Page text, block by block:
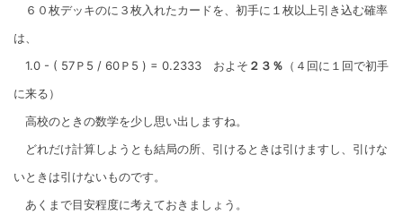
６０枚デッキのに３枚入れたカードを、初手に１枚以上引き込む確率
は、
1.0 - ( 57Ｐ5 / 60Ｐ5 ) = 0.2333 およそ ２３％ （４回に１回で初手
に来る）
高校のときの数学を少し思い出しますね。
どれだけ計算しようとも結局の所、引けるときは引けますし、引けな
いときは引けないものです。
あくまで目安程度に考えておきましょう。